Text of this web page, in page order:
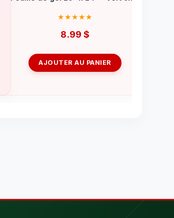
8.99 $
AJOUTER AU PANIER